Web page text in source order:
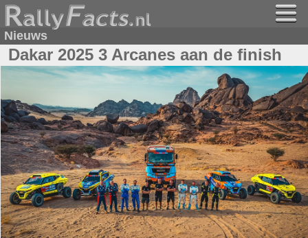
Nieuws
Dakar 2025 3 Arcanes aan de finish